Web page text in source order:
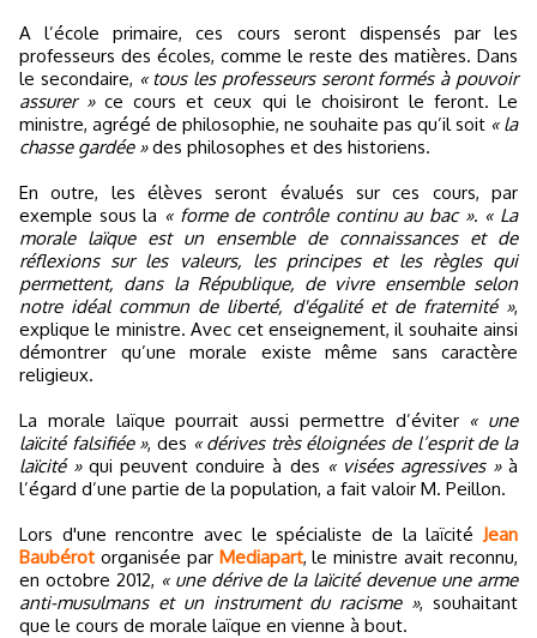
A l’école primaire, ces cours seront dispensés par les
professeurs des écoles, comme le reste des matières. Dans
le secondaire, « tous les professeurs seront formés à pouvoir
assurer »ce cours et ceux qui le choisiront le feront. Le
ministre, agrégé de philosophie, ne souhaite pas qu’il soit « la
chasse gardée »des philosophes et des historiens.
En outre, les élèves seront évalués sur ces cours, par
exemple sous la « forme de contrôle continu au bac ». « La
morale laïque est un ensemble de connaissances et de
réflexions sur les valeurs, les principes et les règles qui
permettent, dans la République, de vivre ensemble selon
notre idéal commun de liberté, d'égalité et de fraternité »,
explique le ministre. Avec cet enseignement, il souhaite ainsi
démontrer qu’une morale existe même sans caractère
religieux.
La morale laïque pourrait aussi permettre d’éviter « une
laïcité falsifiée », des « dérives très éloignées de l’esprit de la
laïcité »qui peuvent conduire à des « visées agressives »à
l’égard d’une partie de la population, a fait valoir M. Peillon.
Lors d'une rencontre avec le spécialiste de la laïcitéJean
Baubérot organisée par Mediapart, le ministre avait reconnu,
en octobre 2012, « une dérive de la laïcité devenue une arme
anti-musulmans et un instrument du racisme », souhaitant
que le cours de morale laïque en vienne à bout.